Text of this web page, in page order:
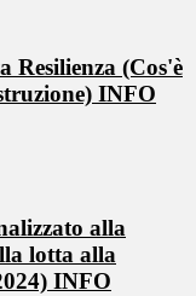
Resilienza (Cos'è
INFO
alla
lotta alla
INFO